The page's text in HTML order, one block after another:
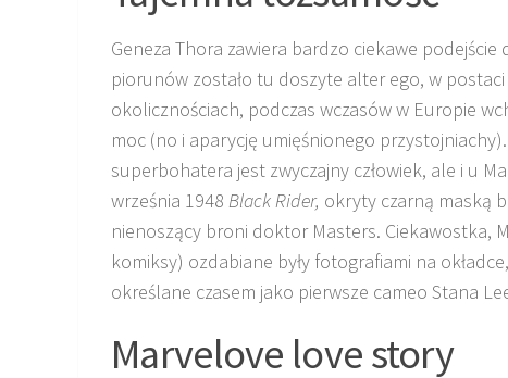
Geneza Thora zawiera bardzo ciekawe
piorunów zostało tu doszyte alter ego, w
okolicznościach, podczas wczasów w Europie
moc (no i aparycję umięśnionego
superbohatera jest zwyczajny człowiek, ale i u
września 1948 Black Rider, okryty czarną maską
nienoszący broni doktor Masters. Ciekawostka,
komiksy) ozdabiane były fotografiami na
określane czasem jako pierwsze cameo Stana
Marvelove love story